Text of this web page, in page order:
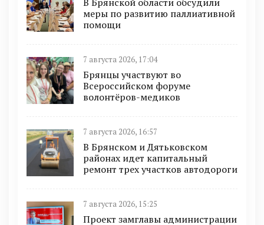
В Брянской области обсудили
меры по развитию паллиативной
помощи
7 августа 2026, 17:04
Брянцы участвуют во
Всероссийском форуме
волонтёров-медиков
7 августа 2026, 16:57
В Брянском и Дятьковском
районах идет капитальный
ремонт трех участков автодороги
7 августа 2026, 15:25
Проект замглавы администрации